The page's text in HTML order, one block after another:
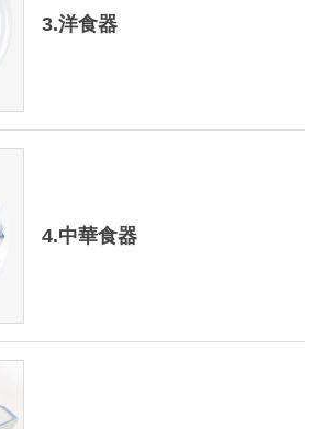
3.洋食器
4.中華食器